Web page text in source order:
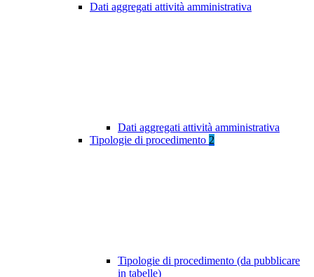
Dati aggregati attività amministrativa
Dati aggregati attività amministrativa
Tipologie di procedimento 2
Tipologie di procedimento (da pubblicare
in tabelle)